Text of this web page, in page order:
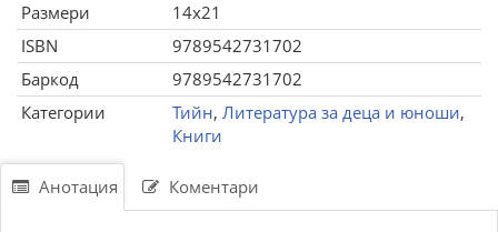
Размери
14x21
ISBN
9789542731702
Баркод
9789542731702
Категории
Тийн, Литература за деца и юноши,
Книги
Анотация Коментари